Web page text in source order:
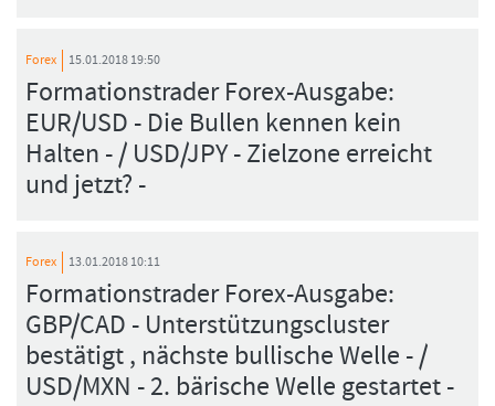
Forex 15.01.2018 19:50
Formationstrader Forex-Ausgabe:
EUR/USD - Die Bullen kennen kein
Halten - / USD/JPY - Zielzone erreicht
und jetzt? -
Forex 13.01.2018 10:11
Formationstrader Forex-Ausgabe:
GBP/CAD - Unterstützungscluster
bestätigt , nächste bullische Welle - /
USD/MXN - 2. bärische Welle gestartet -